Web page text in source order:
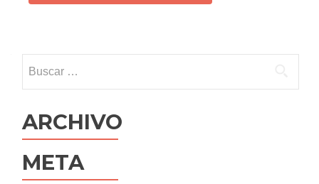
ARCHIVO
META